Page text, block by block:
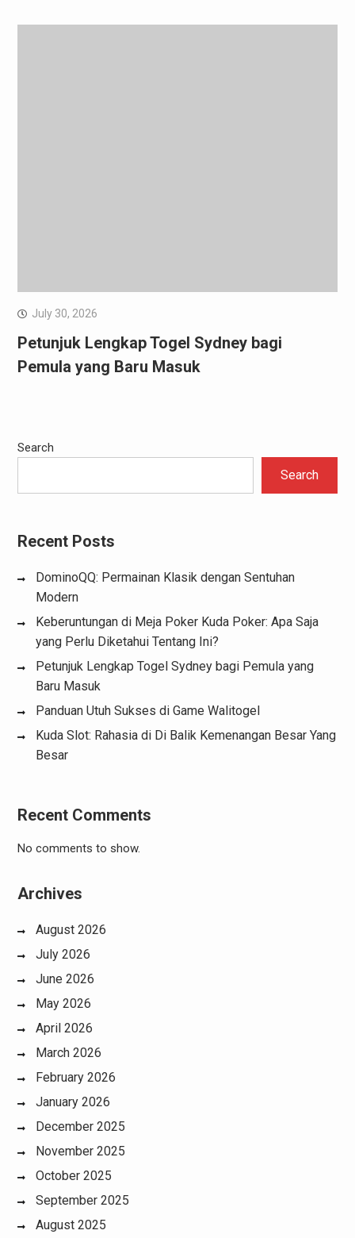
July 30, 2026
Petunjuk Lengkap Togel Sydney bagi
Pemula yang Baru Masuk
Search
Search
Recent Posts
DominoQQ: Permainan Klasik dengan Sentuhan
Modern
Keberuntungan di Meja Poker Kuda Poker: Apa Saja
yang Perlu Diketahui Tentang Ini?
Petunjuk Lengkap Togel Sydney bagi Pemula yang
Baru Masuk
Panduan Utuh Sukses di Game Walitogel
Kuda Slot: Rahasia di Di Balik Kemenangan Besar Yang
Besar
Recent Comments
No comments to show.
Archives
August 2026
July 2026
June 2026
May 2026
April 2026
March 2026
February 2026
January 2026
December 2025
November 2025
October 2025
September 2025
August 2025